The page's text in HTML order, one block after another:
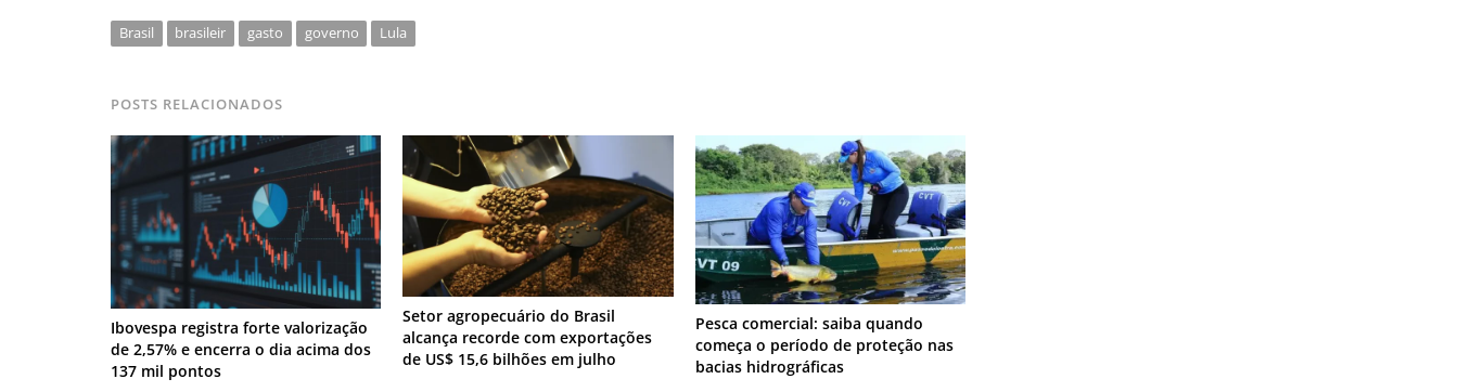
Brasil brasileir gasto governo Lula
POSTS RELACIONADOS
Ibovespa registra forte valorização
de 2,57% e encerra o dia acima dos
137 mil pontos
Setor agropecuário do Brasil
alcança recorde com exportações
de US$ 15,6 bilhões em julho
Pesca comercial: saiba quando
começa o período de proteção nas
bacias hidrográficas